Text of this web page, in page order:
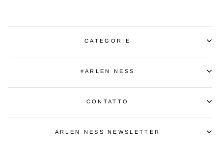
CATEGORIE
#ARLEN NESS
CONTATTO
ARLEN NESS NEWSLETTER